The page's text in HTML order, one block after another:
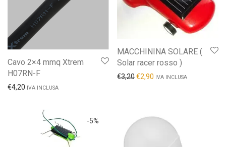
Cavo 2×4 mmq Xtrem
H07RN-F
€4,20 IVA INCLUSA
MACCHININA SOLARE (
Solar racer rosso )
€3,20€2,90 IVA INCLUSA
-5%